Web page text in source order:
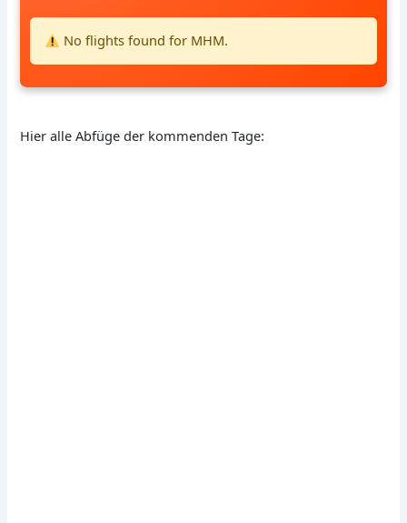
No flights found for MHM.
Hier alle Abfüge der kommenden Tage: